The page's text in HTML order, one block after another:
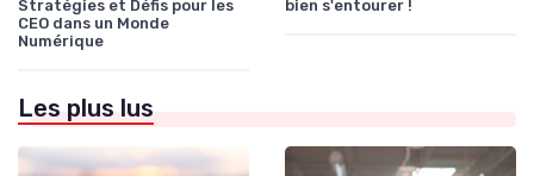
Stratégies et Défis pour les
CEO dans un Monde
Numérique
bien s'entourer !
Les plus lus